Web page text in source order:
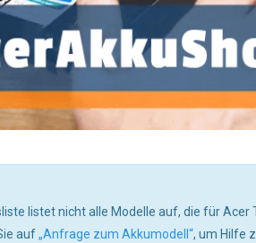
listet nicht alle Modelle auf, die für
auf„Anfrage zum Akkumodell“, um Hilfe